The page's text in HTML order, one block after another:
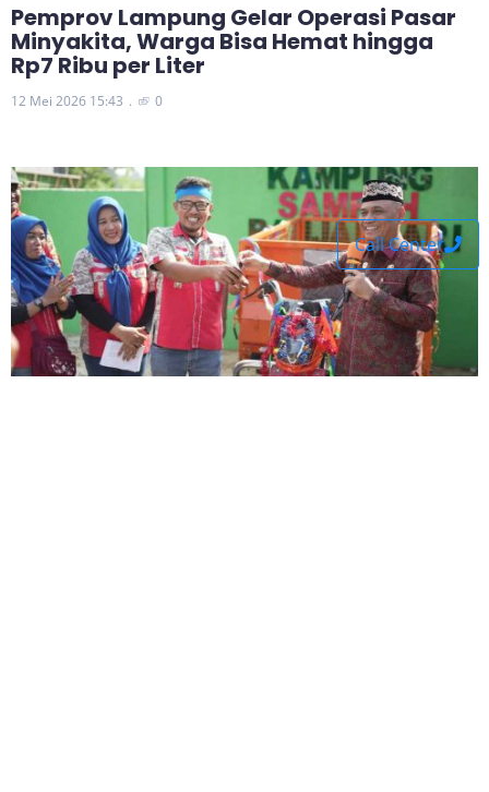
Pemprov Lampung Gelar Operasi Pasar
Minyakita, Warga Bisa Hemat hingga
Rp7 Ribu per Liter
12 Mei 2026 15:43 0
Call Center